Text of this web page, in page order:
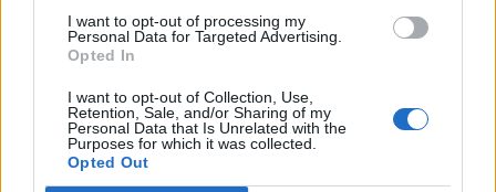
I want to opt-out of processing my
Personal Data for Targeted Advertising.
Opted In
I want to opt-out of Collection, Use,
Retention, Sale, and/or Sharing of my
Personal Data that Is Unrelated with the
Purposes for which it was collected.
Opted Out
Senaste inlägget av Xebers76 onsdag 20:48
Nyaste forumtrådarna
Bestyckningsfundering. Zenith INAT 35/40
förgasare
Senaste inlägget avMossan1 för 10 timmar sedan
Motorteknik (Avancerad)